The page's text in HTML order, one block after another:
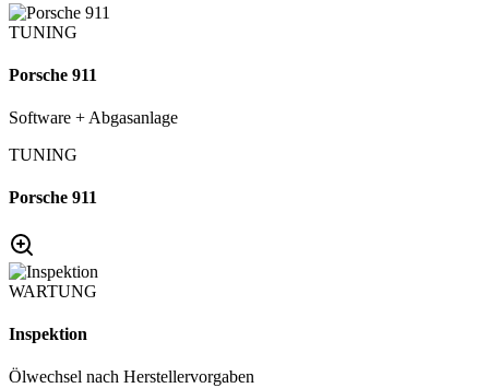
TUNING
Porsche 911
Software + Abgasanlage
TUNING
Porsche 911
WARTUNG
Inspektion
Ölwechsel nach Herstellervorgaben